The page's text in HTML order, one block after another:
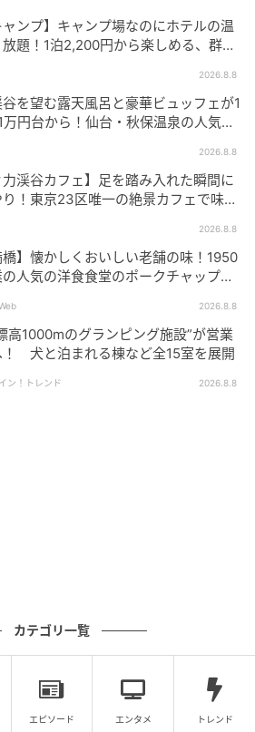
シートとタイマーもあるので、
ながら楽しめます。
ャンプ】キャンプ場なのにホテルの温
題！1泊2,200円から楽しめる、群馬
2026.8.8
を望む露天風呂と豪華ビュッフェが1
万円台から！仙台・秋保温泉の人気コ
2026.8.8
力渓谷カフェ】足を踏み入れた瞬間に
！東京23区唯一の絶景カフェで味わ
2026.8.8
橋】懐かしくおいしい老舗の味！1950
人気の洋食食堂のポークチャップ！
2026.8.8
高1000mのグランピング施設”が営業
！ 犬と泊まれる棟など全15室を展開
ン！トレンド 2026.8.8
カテゴリ一覧
エピソード エンタメ トレンド